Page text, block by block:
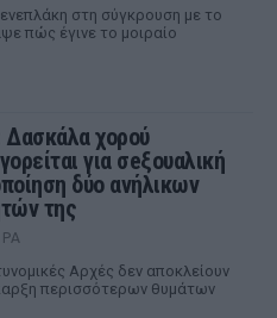
στη σύγκρουση με το
πώς έγινε το μοιραίο
χορού
για σeξουαλική
δύο ανήλικων
της
Αρχές δεν αποκλείουν
περισσότερων θυμάτων